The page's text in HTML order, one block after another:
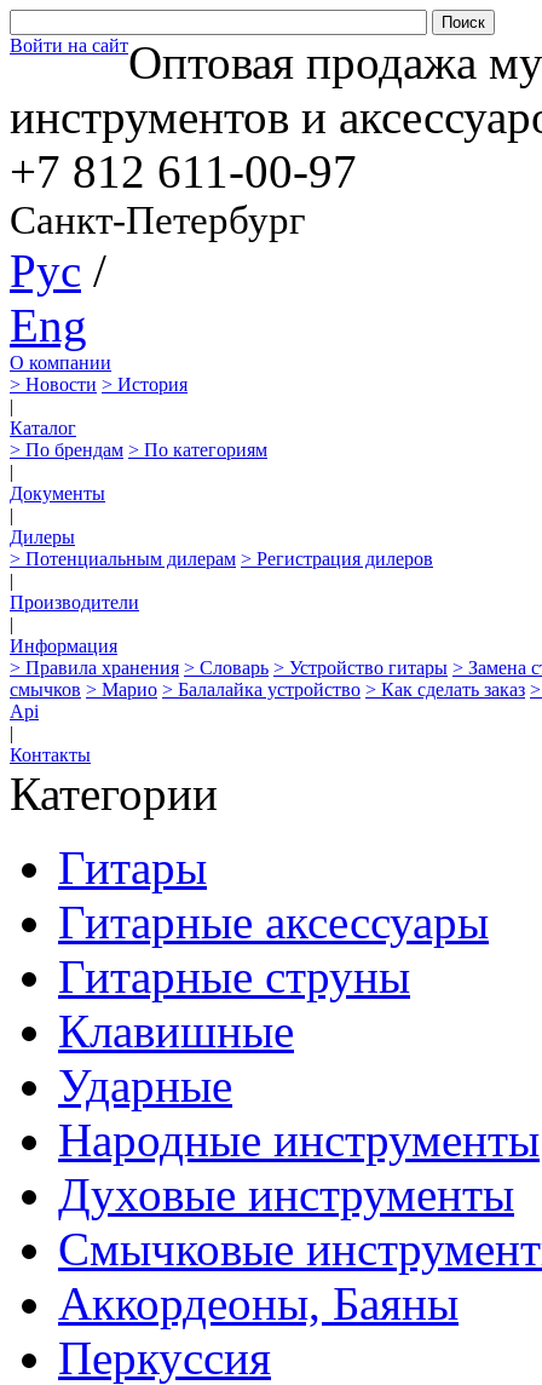
Войти на сайтОптовая продажа
инструментов и
+7 812 611-00-97
Санкт-Петербург
Рус /
Eng
О компании
> Новости > История
|
Каталог
> По брендам > По категориям
|
Документы
|
Дилеры
> Потенциальным дилерам > Регистрация дилеров
|
Производители
|
Информация
> Правила хранения > Словарь > Устройство гитары > Замена
смычков > Марио > Балалайка устройство > Как сделать заказ
Api
|
Контакты
Категории
Гитары
Гитарные аксессуары
Гитарные струны
Клавишные
Ударные
Народные инструменты
Духовые инструменты
Смычковые
Аккордеоны, Баяны
Перкуссия